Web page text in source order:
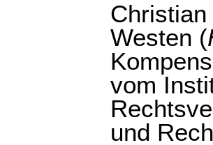
Westen (
vom
und